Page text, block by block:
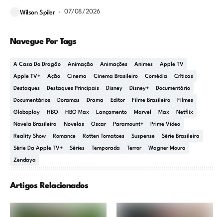
Wilson Spiler 07/08/2026
Navegue Por Tags
A Casa Do Dragão Animação Animações Animes Apple TV
Apple TV+ Ação Cinema Cinema Brasileiro Comédia Críticas
Destaques Destaques Principais Disney Disney+ Documentário
Documentários Doramas Drama Editor Filme Brasileiro Filmes
Globoplay HBO HBO Max Lançamento Marvel Max Netflix
Novela Brasileira Novelas Oscar Paramount+ Prime Video
Reality Show Romance Rotten Tomatoes Suspense Série Brasileira
Série Da Apple TV+ Séries Temporada Terror Wagner Moura
Zendaya
Artigos Relacionados